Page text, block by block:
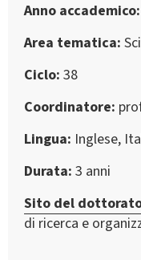
Anno accademico
Area tematica
Ciclo 38
Coordinatore
Lingua Inglese,
Durata 3 anni
Sito del
di ricerca e